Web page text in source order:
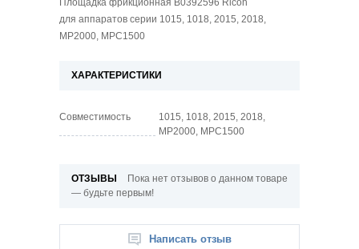
Площадка фрикционная B0392596 Ricoh
для аппаратов серии 1015, 1018, 2015, 2018,
MP2000, MPC1500
ХАРАКТЕРИСТИКИ
Совместимость
1015, 1018, 2015, 2018,
MP2000, MPC1500
ОТЗЫВЫ
Пока нет отзывов о данном товаре
— будьте первым!
Написать отзыв